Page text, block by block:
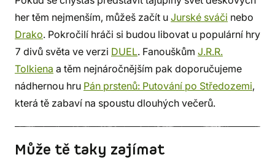
her těm nejmenším, můžeš začít u Jurské sváči nebo
Drako. Pokročilí hráči si budou libovat u populární hry
7 divů světa ve verzi DUEL. Fanouškům J.R.R.
Tolkiena a těm nejnáročnějším pak doporučujeme
nádhernou hru Pán prstenů: Putování po Středozemi,
která tě zabaví na spoustu dlouhých večerů.
Může tě taky zajímat